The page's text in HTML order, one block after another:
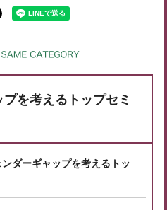
を考えるトップセミ
ーギャップを考えるトッ